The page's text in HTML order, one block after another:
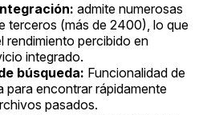
admite numerosas
terceros (más de 2400), lo que
rendimiento percibido en
integrado.
búsqueda: Funcionalidad de
para encontrar rápidamente
pasados.